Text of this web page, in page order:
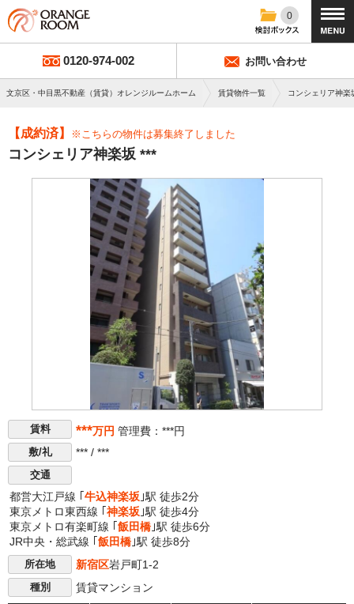
0
0120-974-002 お問い合わせ
文京区・中目黒不動産（賃貸）オレンジルームホーム 賃貸物件一覧 コンシェリア神楽
【成約済】 ※こちらの物件は募集終了しました
コンシェリア神楽坂 ***
賃料 ***万円 管理費：***円
敷/礼 *** / ***
交通
都営大江戸線 ｢ 牛込神楽坂 ｣駅 徒歩2分
東京メトロ東西線 ｢ 神楽坂 ｣駅 徒歩4分
東京メトロ有楽町線 ｢ 飯田橋 ｣駅 徒歩6分
JR中央・総武線 ｢ 飯田橋 ｣駅 徒歩8分
所在地 新宿区岩戸町1-2
種別 賃貸マンション